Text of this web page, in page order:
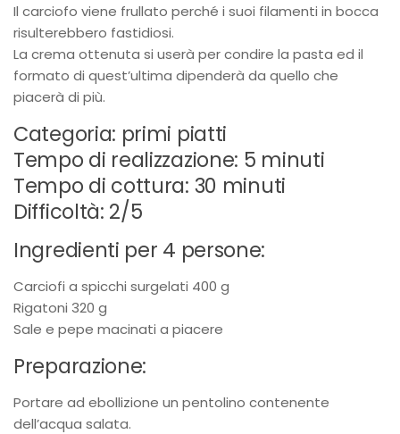
Il carciofo viene frullato perché i suoi filamenti in bocca
risulterebbero fastidiosi.
La crema ottenuta si userà per condire la pasta ed il
formato di quest’ultima dipenderà da quello che
piacerà di più.
Categoria: primi piatti
Tempo di realizzazione: 5 minuti
Tempo di cottura: 30 minuti
Difficoltà: 2/5
Ingredienti per 4 persone:
Carciofi a spicchi surgelati 400 g
Rigatoni 320 g
Sale e pepe macinati a piacere
Preparazione:
Portare ad ebollizione un pentolino contenente
dell’acqua salata.